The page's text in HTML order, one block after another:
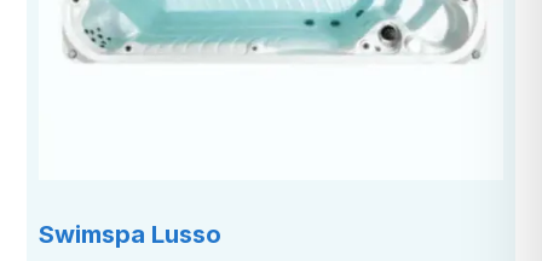
Swimspa Lusso